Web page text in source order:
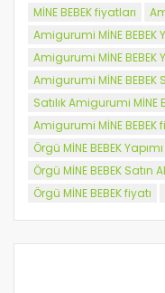
MİNE BEBEK fiyatları
Amigurumi MİNE BEBEK
Amigurumi MİNE BEBEK
Amigurumi MİNE BEBEK
Satılık Amigurumi MİNE
Amigurumi MİNE BEBEK
Örgü MİNE BEBEK Yapımı
Örgü MİNE BEBEK Satın Al
Örgü MİNE BEBEK fiyatı